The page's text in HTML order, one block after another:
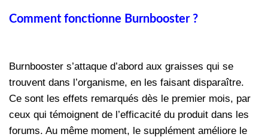
Comment fonctionne Burnbooster ?
Burnbooster s’attaque d’abord aux graisses qui se
trouvent dans l’organisme, en les faisant disparaître.
Ce sont les effets remarqués dès le premier mois, par
ceux qui témoignent de l’efficacité du produit dans les
forums. Au même moment, le supplément améliore le